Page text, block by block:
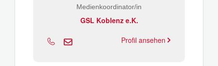
Medienkoordinator/in
GSL Koblenz e.K.
Profil ansehen